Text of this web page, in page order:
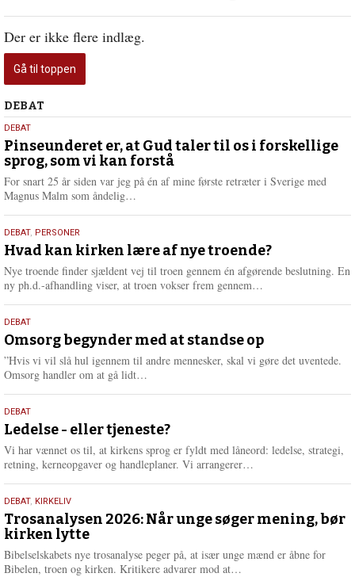
Der er ikke flere indlæg.
Gå til toppen
Debat
DEBAT
5.
august
2026
DEBAT
Pinseunderet er, at Gud taler til os i forskellige
sprog, som vi kan forstå
For snart 25 år siden var jeg på én af mine første retræter i Sverige med
Magnus Malm som åndelig…
e
r
e
25.
juli
2026
DEBAT, PERSONER
Hvad kan kirken lære af nye troende?
Nye troende finder sjældent vej til troen gennem én afgørende beslutning. En
ny ph.d.-afhandling viser, at troen vokser frem gennem…
e
r
e
9.
juli
2026
DEBAT
Omsorg begynder med at standse op
”Hvis vi vil slå hul igennem til andre mennesker, skal vi gøre det uventede.
Omsorg handler om at gå lidt…
e
r
e
10.
juni
2026
DEBAT
Ledelse - eller tjeneste?
Vi har vænnet os til, at kirkens sprog er fyldt med låneord: ledelse, strategi,
retning, kerneopgaver og handleplaner. Vi arrangerer…
e
2.
juni
2026
DEBAT, KIRKELIV
Trosanalysen 2026: Når unge søger mening, bør
kirken lytte
Bibelselskabets nye trosanalyse peger på, at især unge mænd er åbne for
Bibelen, troen og kirken. Kritikere advarer mod at…